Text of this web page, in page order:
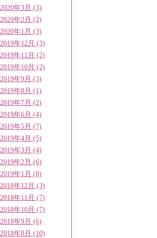
2020年3月 (3)
2020年2月 (2)
2020年1月 (3)
2019年12月 (3)
2019年11月 (2)
2019年10月 (2)
2019年9月 (3)
2019年8月 (1)
2019年7月 (2)
2019年6月 (4)
2019年5月 (7)
2019年4月 (5)
2019年3月 (4)
2019年2月 (6)
2019年1月 (8)
2018年12月 (3)
2018年11月 (7)
2018年10月 (7)
2018年9月 (6)
2018年8月 (10)